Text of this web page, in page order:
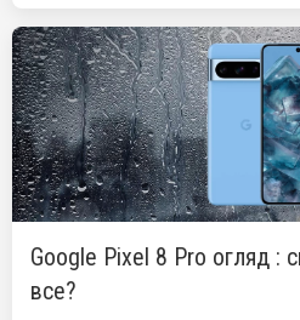
Google Pixel 8 Pro огляд :
все?